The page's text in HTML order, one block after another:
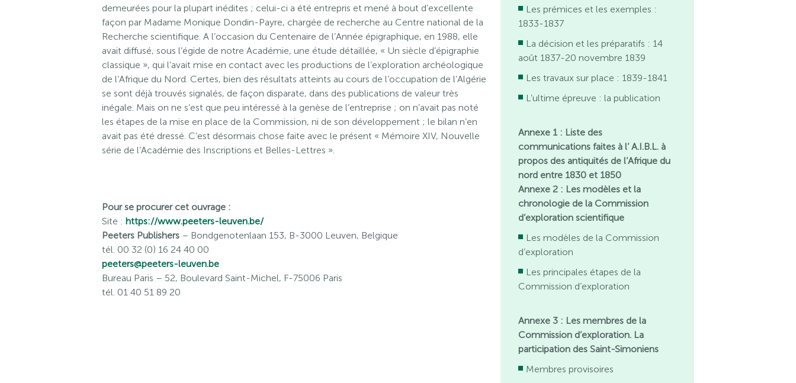
demeurées pour la plupart inédites ; celui-ci a été entrepris et mené à bout d’excellente
façon par Madame Monique Dondin-Payre, chargée de recherche au Centre national de la
Recherche scientifique. A l’occasion du Centenaire de l’Année épigraphique, en 1988, elle
avait diffusé, sous l’égide de notre Académie, une étude détaillée, « Un siècle d’épigraphie
classique », qui l’avait mise en contact avec les productions de l’exploration archéologique
de l’Afrique du Nord. Certes, bien des résultats atteints au cours de l’occupation de l’Algérie
se sont déjà trouvés signalés, de façon disparate, dans des publications de valeur très
inégale. Mais on ne s’est que peu intéressé à la genèse de l’entreprise ; on n’avait pas noté
les étapes de la mise en place de la Commission, ni de son développement ; le bilan n’en
avait pas été dressé. C’est désormais chose faite avec le présent « Mémoire XIV, Nouvelle
série de l’Académie des Inscriptions et Belles-Lettres ».
Pour se procurer cet ouvrage :
Site : https://www.peeters-leuven.be/
Peeters Publishers – Bondgenotenlaan 153, B-3000 Leuven, Belgique
tél. 00 32 (0) 16 24 40 00
peeters@peeters-leuven.be
Bureau Paris – 52, Boulevard Saint-Michel, F-75006 Paris
tél. 01 40 51 89 20
Les prémices et les exemples :
1833-1837
La décision et les préparatifs : 14
août 1837-20 novembre 1839
Les travaux sur place : 1839-1841
L’ultime épreuve : la publication
Annexe 1 : Liste des
communications faites à l’ A.I.B.L. à
propos des antiquités de l’Afrique du
nord entre 1830 et 1850
Annexe 2 : Les modèles et la
chronologie de la Commission
d’exploration scientifique
Les modèles de la Commission
d’exploration
Les principales étapes de la
Commission d’exploration
Annexe 3 : Les membres de la
Commission d’exploration. La
participation des Saint-Simoniens
Membres provisoires